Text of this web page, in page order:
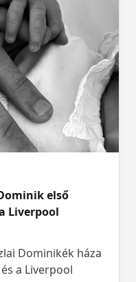
első
Liverpool
Dominikék háza
a Liverpool